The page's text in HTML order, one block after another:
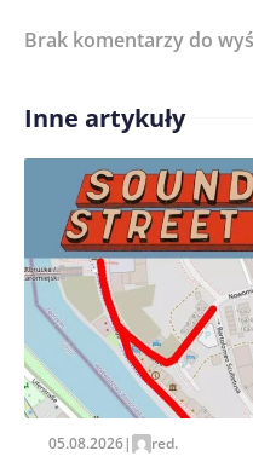
Treść komentarza*
Imię/ Nick*
Zapamiętaj moje
pisania kolejnych
Brak komentarzy do
Inne artykuły
05.08.2026| red.